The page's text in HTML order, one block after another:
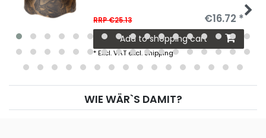
RRP €25.13 €16.72 *
Add to shopping cart
*Excl. VAT excl.Shipping
WIE WÄR`S DAMIT?